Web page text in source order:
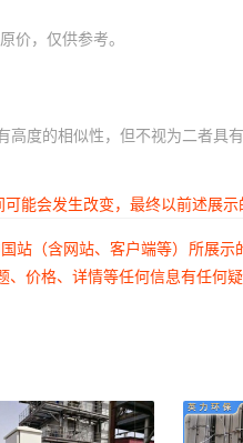
价，仅供参考。
度的相似性，但不视为二者具
能会发生改变，最终以前述展示
站（含网站、客户端等）所展
价格、详情等任何信息有任